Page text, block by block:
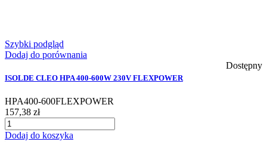
Szybki podgląd
Dodaj do porównania
Dostępny
ISOLDE CLEO HPA 400-600W 230V FLEXPOWER
HPA400-600FLEXPOWER
157,38 zł
Dodaj do koszyka